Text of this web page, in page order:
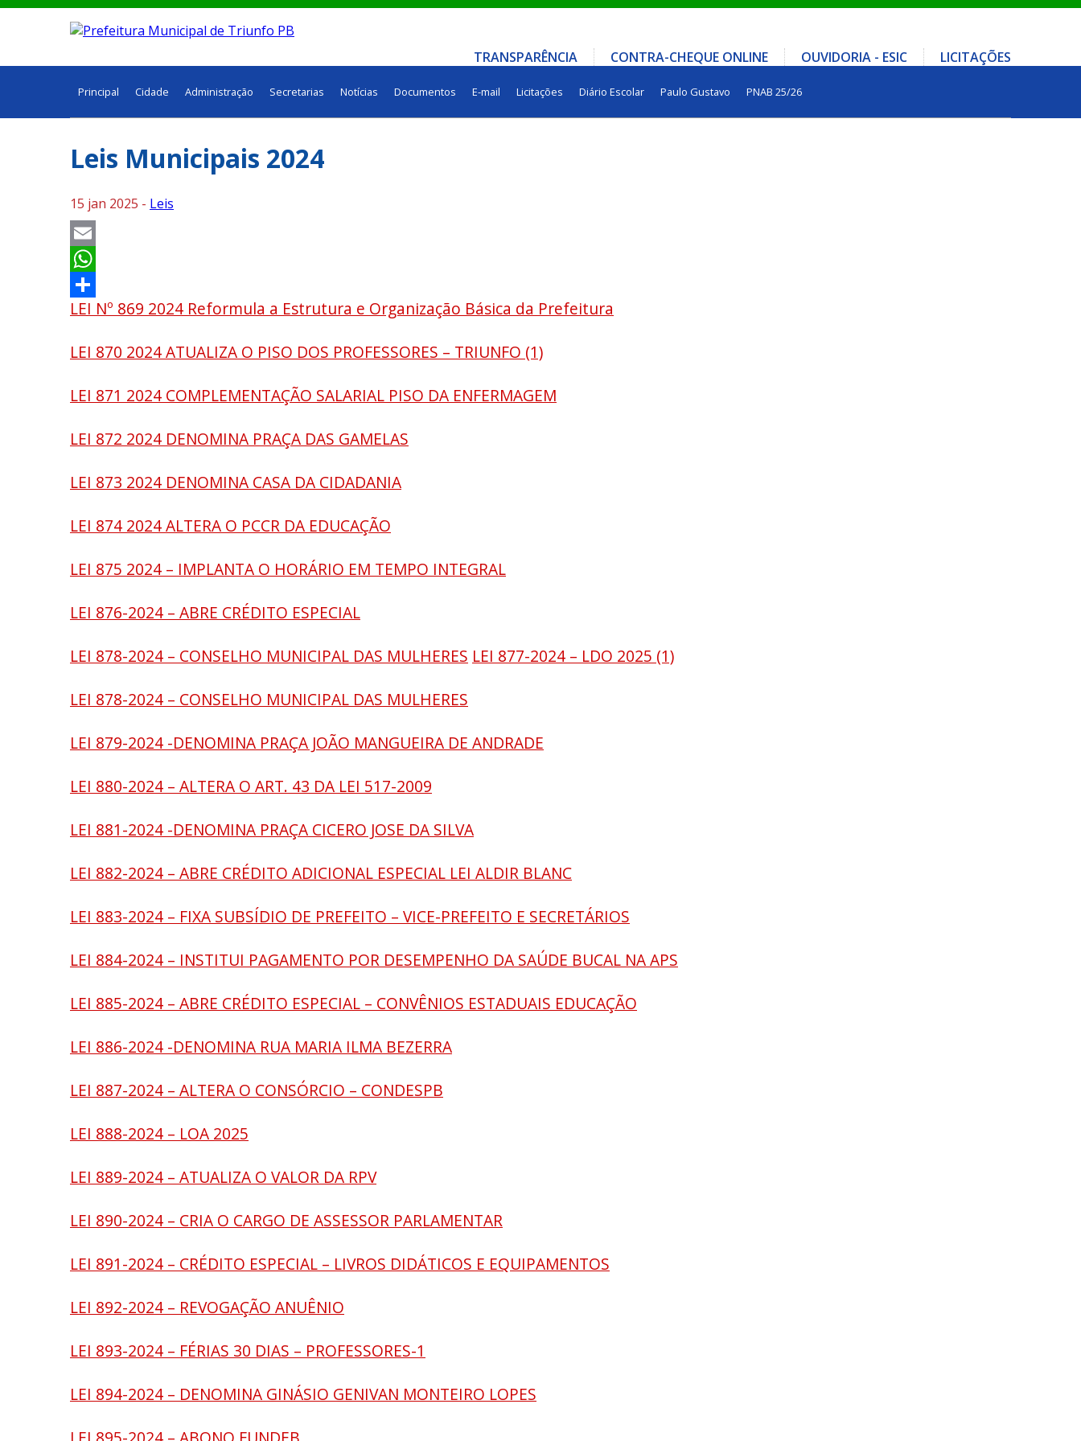
TRANSPARÊNCIA CONTRA-CHEQUE ONLINE OUVIDORIA - ESIC LICITAÇÕES
Principal Cidade Administração Secretarias Notícias Documentos E-mail Licitações Diário Escolar Paulo Gustavo PNAB 25/26
Leis Municipais 2024
15 jan 2025 - Leis
Email
WhatsApp
Share
LEI Nº 869 2024 Reformula a Estrutura e Organização Básica da Prefeitura
LEI 870 2024 ATUALIZA O PISO DOS PROFESSORES – TRIUNFO (1)
LEI 871 2024 COMPLEMENTAÇÃO SALARIAL PISO DA ENFERMAGEM
LEI 872 2024 DENOMINA PRAÇA DAS GAMELAS
LEI 873 2024 DENOMINA CASA DA CIDADANIA
LEI 874 2024 ALTERA O PCCR DA EDUCAÇÃO
LEI 875 2024 – IMPLANTA O HORÁRIO EM TEMPO INTEGRAL
LEI 876-2024 – ABRE CRÉDITO ESPECIAL
LEI 878-2024 – CONSELHO MUNICIPAL DAS MULHERES LEI 877-2024 – LDO 2025 (1)
LEI 878-2024 – CONSELHO MUNICIPAL DAS MULHERES
LEI 879-2024 -DENOMINA PRAÇA JOÃO MANGUEIRA DE ANDRADE
LEI 880-2024 – ALTERA O ART. 43 DA LEI 517-2009
LEI 881-2024 -DENOMINA PRAÇA CICERO JOSE DA SILVA
LEI 882-2024 – ABRE CRÉDITO ADICIONAL ESPECIAL LEI ALDIR BLANC
LEI 883-2024 – FIXA SUBSÍDIO DE PREFEITO – VICE-PREFEITO E SECRETÁRIOS
LEI 884-2024 – INSTITUI PAGAMENTO POR DESEMPENHO DA SAÚDE BUCAL NA APS
LEI 885-2024 – ABRE CRÉDITO ESPECIAL – CONVÊNIOS ESTADUAIS EDUCAÇÃO
LEI 886-2024 -DENOMINA RUA MARIA ILMA BEZERRA
LEI 887-2024 – ALTERA O CONSÓRCIO – CONDESPB
LEI 888-2024 – LOA 2025
LEI 889-2024 – ATUALIZA O VALOR DA RPV
LEI 890-2024 – CRIA O CARGO DE ASSESSOR PARLAMENTAR
LEI 891-2024 – CRÉDITO ESPECIAL – LIVROS DIDÁTICOS E EQUIPAMENTOS
LEI 892-2024 – REVOGAÇÃO ANUÊNIO
LEI 893-2024 – FÉRIAS 30 DIAS – PROFESSORES-1
LEI 894-2024 – DENOMINA GINÁSIO GENIVAN MONTEIRO LOPES